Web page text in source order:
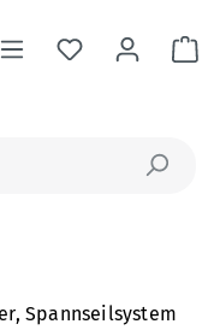
Spannseilsystem